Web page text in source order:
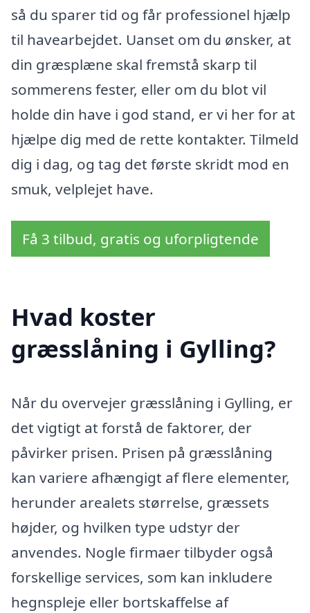
så du sparer tid og får professionel hjælp
til havearbejdet. Uanset om du ønsker, at
din græsplæne skal fremstå skarp til
sommerens fester, eller om du blot vil
holde din have i god stand, er vi her for at
hjælpe dig med de rette kontakter. Tilmeld
dig i dag, og tag det første skridt mod en
smuk, velplejet have.
Få 3 tilbud, gratis og uforpligtende
Hvad koster
græsslåning i Gylling?
Når du overvejer græsslåning i Gylling, er
det vigtigt at forstå de faktorer, der
påvirker prisen. Prisen på græsslåning
kan variere afhængigt af flere elementer,
herunder arealets størrelse, græssets
højder, og hvilken type udstyr der
anvendes. Nogle firmaer tilbyder også
forskellige services, som kan inkludere
hegnspleje eller bortskaffelse af